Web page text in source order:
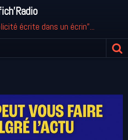
écrite dans un écrin"...